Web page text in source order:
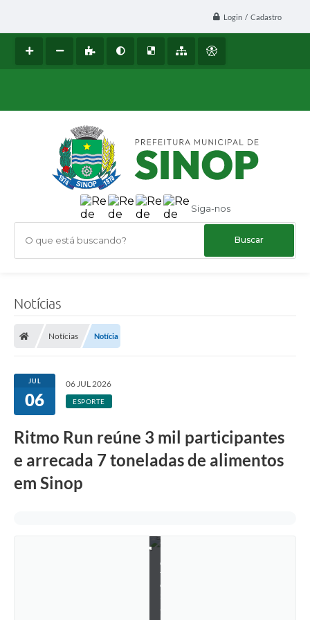
Login / Cadastro
Siga-nos
O que está buscando?
Notícias
Notícias Notícia
JUL
06
06 JUL 2026
ESPORTE
Ritmo Run reúne 3 mil participantes
e arrecada 7 toneladas de alimentos
em Sinop
o
t
o